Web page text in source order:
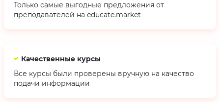
Только самые выгодные предложения от
преподавателей на educate.market
Качественные курсы
Все курсы были проверены вручную на качество
подачи информации